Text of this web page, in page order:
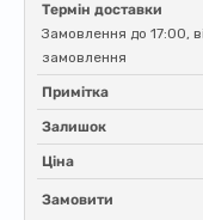
Термін доставки
Замовлення до 17:00,
замовлення
Примітка
Залишок
Ціна
Замовити